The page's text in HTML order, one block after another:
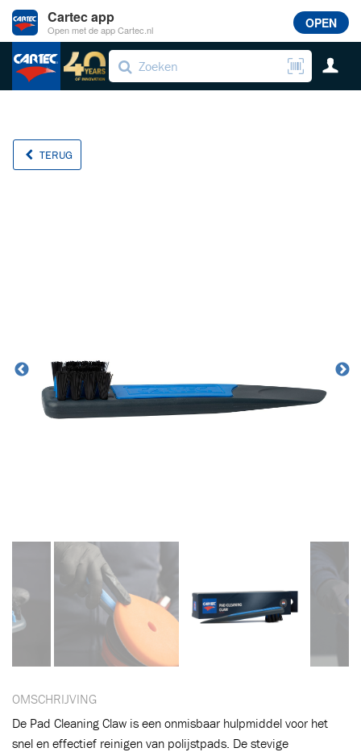
TERUG
OMSCHRIJVING
De Pad Cleaning Claw is een onmisbaar hulpmiddel voor het
snel en effectief reinigen van polijstpads. De stevige
Cartec app
Open met de app Cartec.nl OPEN